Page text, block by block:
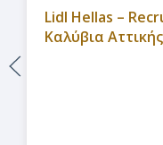
Lidl Hellas –
Καλύβια Αττικής